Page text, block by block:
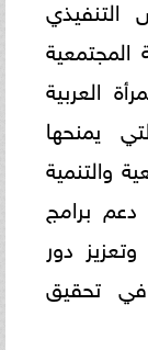
المجتمعية
العربية
2026، التي يمنحها
والتنمية
دعم برامج
دور
تحقيق